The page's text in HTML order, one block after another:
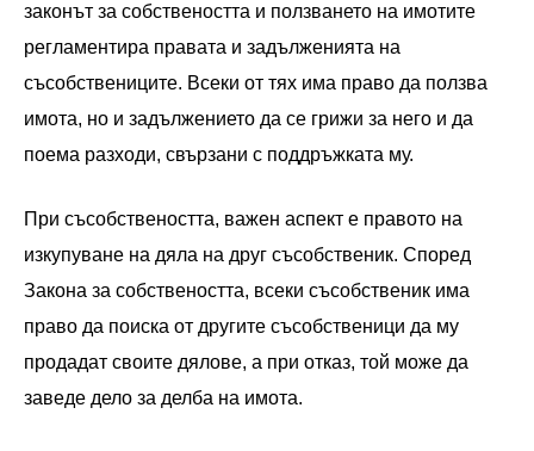
законът за собствеността и ползването на имотите
регламентира правата и задълженията на
съсобствениците. Всеки от тях има право да ползва
имота, но и задължението да се грижи за него и да
поема разходи, свързани с поддръжката му.
При съсобствеността, важен аспект е правото на
изкупуване на дяла на друг съсобственик. Според
Закона за собствеността, всеки съсобственик има
право да поиска от другите съсобственици да му
продадат своите дялове, а при отказ, той може да
заведе дело за делба на имота.